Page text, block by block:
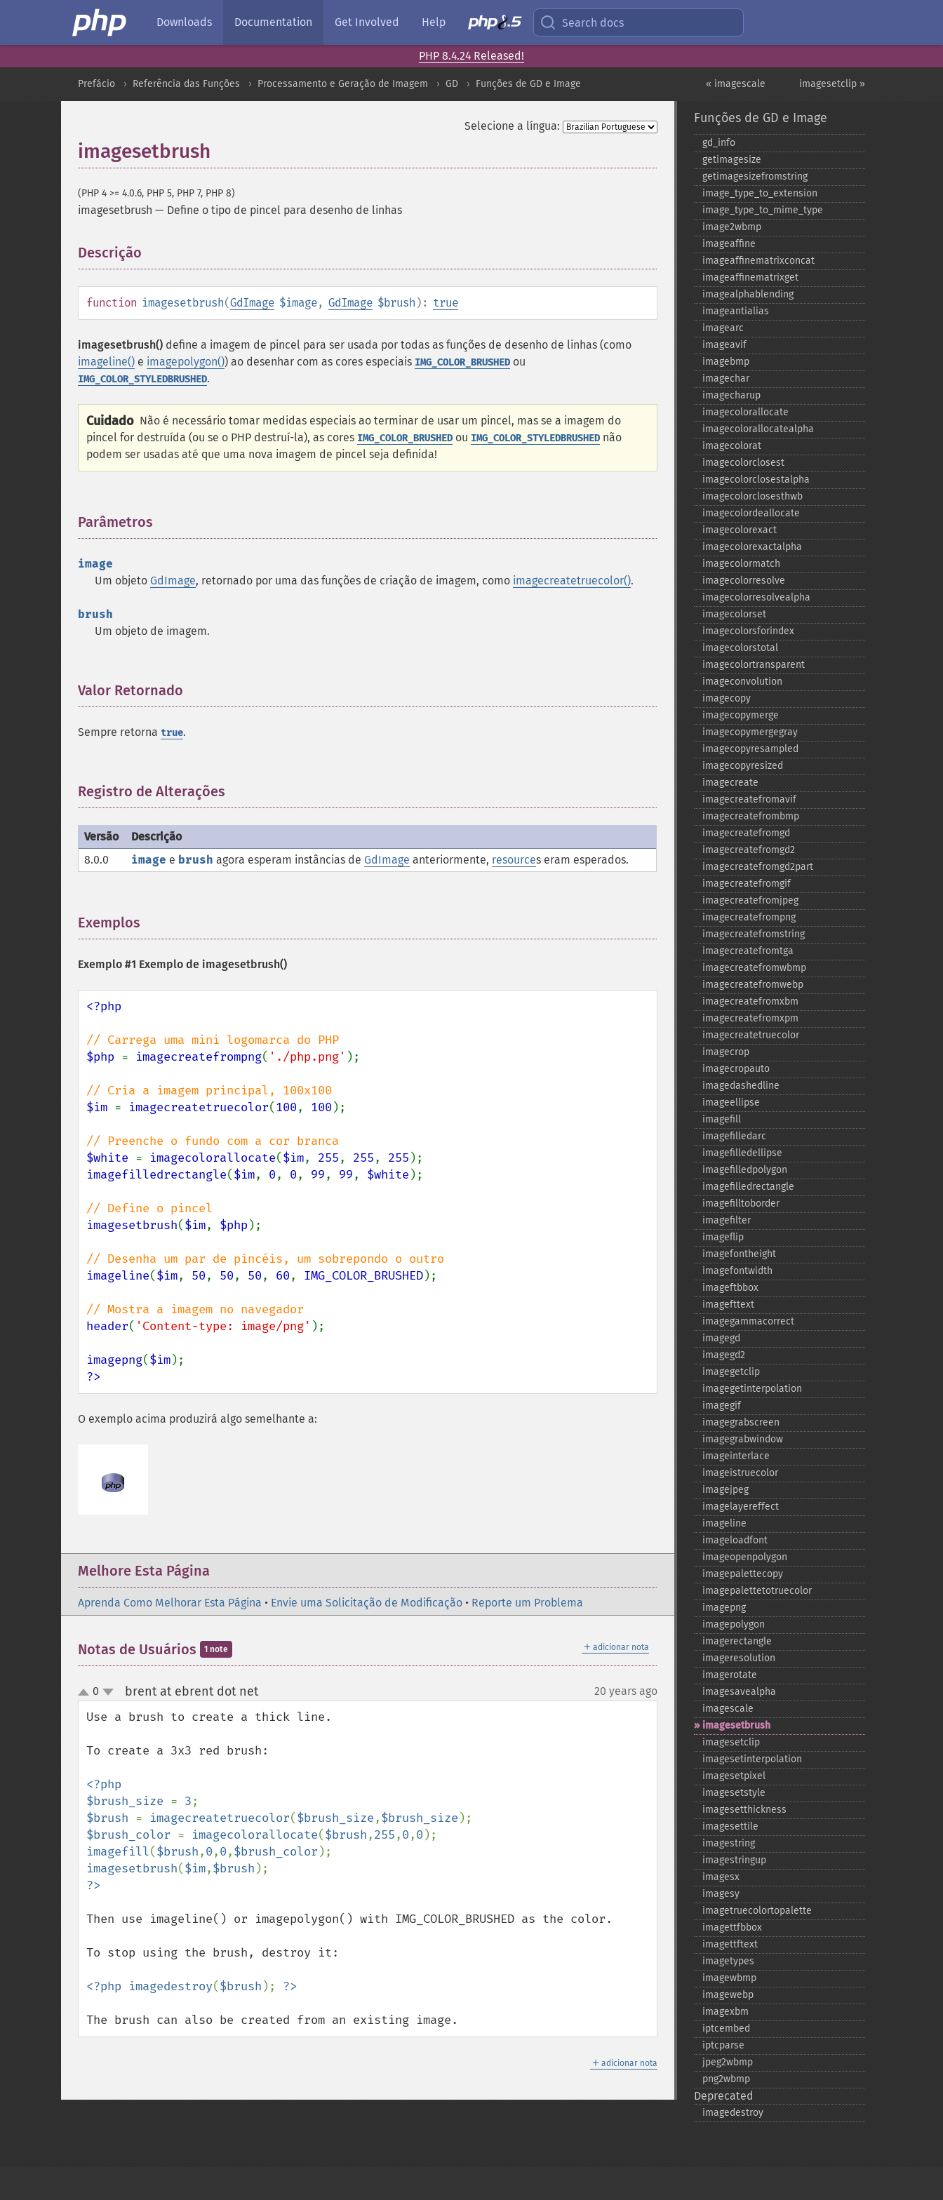
Downloads Documentation Get Involved Help Search docs
PHP 8.4.24 Released!
imagesetclip »
« imagescale
Prefácio Referência das Funções Processamento e Geração de Imagem GD Funções de GD e Image
Selecione a língua:
imagesetbrush
(PHP 4 >= 4.0.6, PHP 5, PHP 7, PHP 8)
imagesetbrush — Define o tipo de pincel para desenho de linhas
Descrição
function imagesetbrush(GdImage $image, GdImage $brush ): true
imagesetbrush() define a imagem de pincel para ser usada por todas as funções de desenho de linhas (como
imageline() e imagepolygon()) ao desenhar com as cores especiais IMG_COLOR_BRUSHED ou
IMG_COLOR_STYLEDBRUSHED.
Cuidado Não é necessário tomar medidas especiais ao terminar de usar um pincel, mas se a imagem do
pincel for destruída (ou se o PHP destruí-la), as cores IMG_COLOR_BRUSHED ou IMG_COLOR_STYLEDBRUSHED não
podem ser usadas até que uma nova imagem de pincel seja definida!
Parâmetros
image
Um objeto GdImage, retornado por uma das funções de criação de imagem, como imagecreatetruecolor().
brush
Um objeto de imagem.
Valor Retornado
Sempre retorna true.
Registro de Alterações
Versão
Descrição
8.0.0
image e brush agora esperam instâncias de GdImage anteriormente, resources eram esperados.
Exemplos
Exemplo #1 Exemplo de imagesetbrush()
<?php
$php = imagecreatefrompng( './php.png' );
$im = imagecreatetruecolor(100, 100 );
$white = imagecolorallocate($im, 255, 255, 255
imagefilledrectangle($im, 0, 0, 99, 99, $white );
imagesetbrush($im, $php );
imageline($im, 50, 50, 50, 60, IMG_COLOR_BRUSHED);
header( 'Content-type: image/png' );
imagepng($im
?>
O exemplo acima produzirá algo semelhante a:
Melhore Esta Página
Aprenda Como Melhorar Esta Página • Envie uma Solicitação de Modificação • Reporte um Problema
＋ adicionar nota
Notas de Usuários 1 note
up
down
0 brent at ebrent dot net¶ 20 years ago
Use a brush to create a thick line.
To create a 3x3 red brush:
<?php
$brush_size = 3
$brush = imagecreatetruecolor($brush_size,$brush_size
$brush_color = imagecolorallocate($brush,255,0,0
imagefill($brush,0,0,$brush_color
imagesetbrush($im,$brush
Then use imageline() or imagepolygon() with IMG_COLOR_BRUSHED as the color.
To stop using the brush, destroy it:
<?php imagedestroy($brush );
The brush can also be created from an existing image.
＋ adicionar nota
Funções de GD e Image
gd_​info
getimagesize
getimagesizefromstring
image_​type_​to_​extension
image_​type_​to_​mime_​type
image2wbmp
imageaffine
imageaffinematrixconcat
imageaffinematrixget
imagealphablending
imageantialias
imagearc
imageavif
imagebmp
imagechar
imagecharup
imagecolorallocate
imagecolorallocatealpha
imagecolorat
imagecolorclosest
imagecolorclosestalpha
imagecolorclosesthwb
imagecolordeallocate
imagecolorexact
imagecolorexactalpha
imagecolormatch
imagecolorresolve
imagecolorresolvealpha
imagecolorset
imagecolorsforindex
imagecolorstotal
imagecolortransparent
imageconvolution
imagecopy
imagecopymerge
imagecopymergegray
imagecopyresampled
imagecopyresized
imagecreate
imagecreatefromavif
imagecreatefrombmp
imagecreatefromgd
imagecreatefromgd2
imagecreatefromgd2part
imagecreatefromgif
imagecreatefromjpeg
imagecreatefrompng
imagecreatefromstring
imagecreatefromtga
imagecreatefromwbmp
imagecreatefromwebp
imagecreatefromxbm
imagecreatefromxpm
imagecreatetruecolor
imagecrop
imagecropauto
imagedashedline
imageellipse
imagefill
imagefilledarc
imagefilledellipse
imagefilledpolygon
imagefilledrectangle
imagefilltoborder
imagefilter
imageflip
imagefontheight
imagefontwidth
imageftbbox
imagefttext
imagegammacorrect
imagegd
imagegd2
imagegetclip
imagegetinterpolation
imagegif
imagegrabscreen
imagegrabwindow
imageinterlace
imageistruecolor
imagejpeg
imagelayereffect
imageline
imageloadfont
imageopenpolygon
imagepalettecopy
imagepalettetotruecolor
imagepng
imagepolygon
imagerectangle
imageresolution
imagerotate
imagesavealpha
imagescale
imagesetbrush
imagesetclip
imagesetinterpolation
imagesetpixel
imagesetstyle
imagesetthickness
imagesettile
imagestring
imagestringup
imagesx
imagesy
imagetruecolortopalette
imagettfbbox
imagettftext
imagetypes
imagewbmp
imagewebp
imagexbm
iptcembed
iptcparse
jpeg2wbmp
png2wbmp
Deprecated
imagedestroy